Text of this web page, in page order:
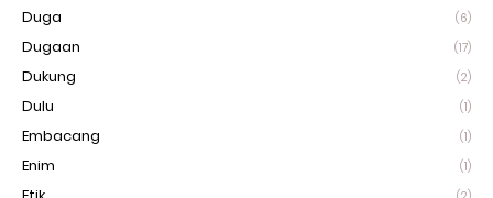
Duga (6)
Dugaan (17)
Dukung (2)
Dulu (1)
Embacang (1)
Enim (1)